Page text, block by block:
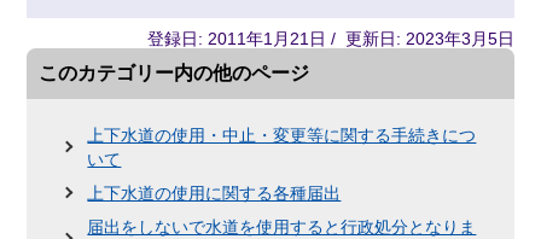
登録日: 2011年1月21日 / 更新日: 2023年3月5日
このカテゴリー内の他のページ
上下水道の使用・中止・変更等に関する手続きにつ
いて
上下水道の使用に関する各種届出
届出をしないで水道を使用すると行政処分となりま